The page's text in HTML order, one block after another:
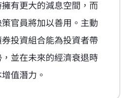
有更大的減息空間，而
官員將加以善用。主動
投資組合能為投資者帶
並在未來的經濟衰退時
值潛力。